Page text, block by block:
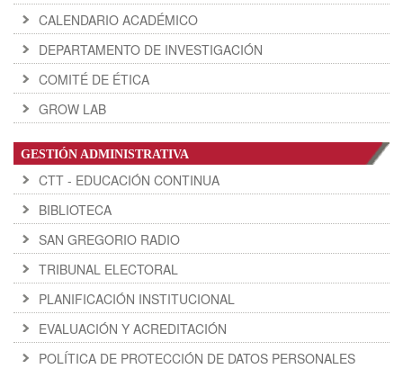
CALENDARIO ACADÉMICO
DEPARTAMENTO DE INVESTIGACIÓN
COMITÉ DE ÉTICA
GROW LAB
GESTIÓN ADMINISTRATIVA
CTT - EDUCACIÓN CONTINUA
BIBLIOTECA
SAN GREGORIO RADIO
TRIBUNAL ELECTORAL
PLANIFICACIÓN INSTITUCIONAL
EVALUACIÓN Y ACREDITACIÓN
POLÍTICA DE PROTECCIÓN DE DATOS PERSONALES